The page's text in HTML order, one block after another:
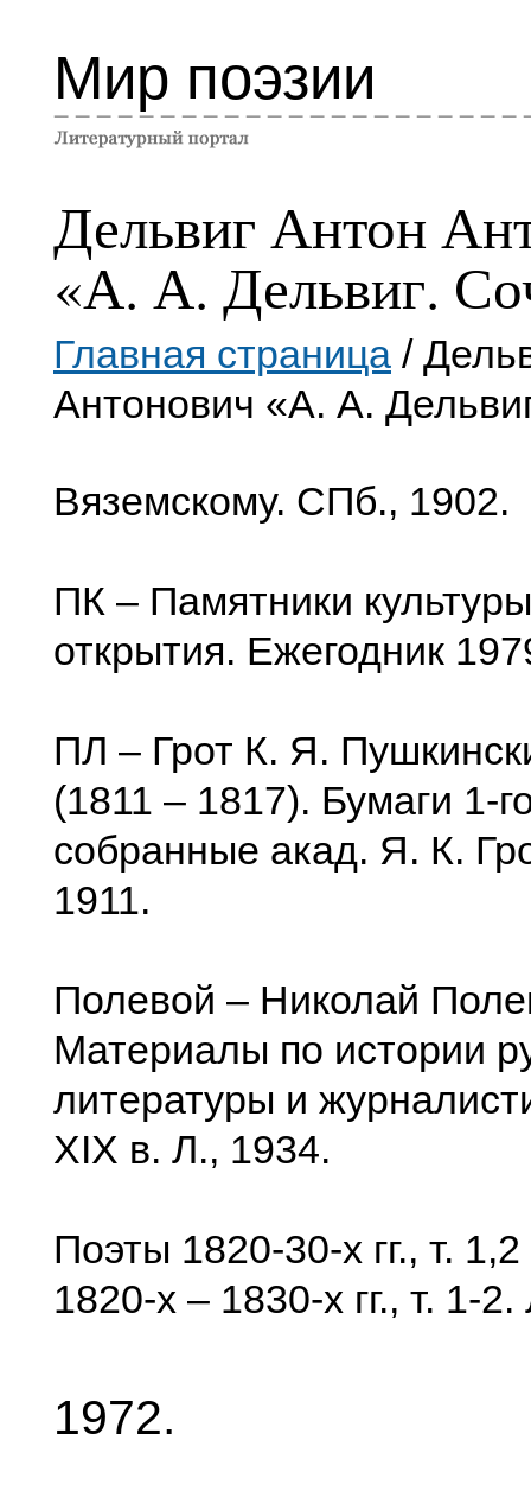
Мир поэзии
Дельвиг Антон
«А. А. Дельвиг.
Главная страница /
Антонович «А. А.
Вяземскому. СПб., 1902.
ПК – Памятники
открытия. Ежегодник
ПЛ – Грот К. Я.
(1811 – 1817). Бумаги 1-
собранные акад. Я. К.
1911.
Полевой – Николай
Материалы по истории
литературы и
XIX в. Л., 1934.
Поэты 1820-30-х гг., т.
1820-х – 1830-х гг., т. 1-2.
1972.